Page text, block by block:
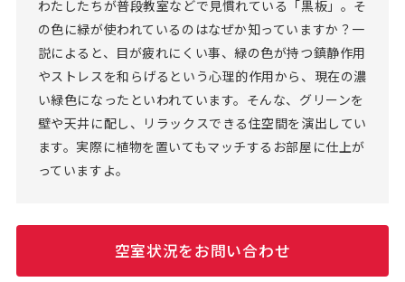
わたしたちが普段教室などで見慣れている「黒板」。そ
の色に緑が使われているのはなぜか知っていますか？一
説によると、目が疲れにくい事、緑の色が持つ鎮静作用
やストレスを和らげるという心理的作用から、現在の濃
い緑色になったといわれています。そんな、グリーンを
壁や天井に配し、リラックスできる住空間を演出してい
ます。実際に植物を置いてもマッチするお部屋に仕上が
っていますよ。
空室状況をお問い合わせ